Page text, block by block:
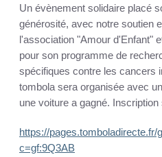
Un évènement solidaire placé
générosité, avec notre soutien
l'association "Amour d'Enfant"
pour son programme de
spécifiques contre les cancers
tombola sera organisée avec
une voiture a gagné. Inscription
https://pages.tomboladirecte.fr/
c=gf:9Q3AB